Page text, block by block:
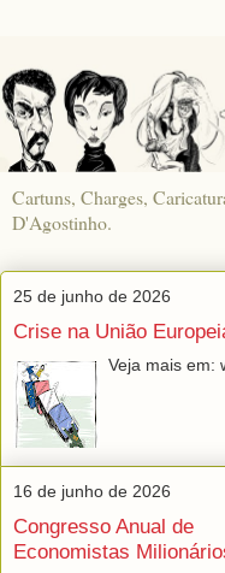
Cartuns, Charges,
D'Agostinho.
25 de junho de 2026
Crise na União
Veja mais em:
16 de junho de 2026
Congresso Anual de
Economistas